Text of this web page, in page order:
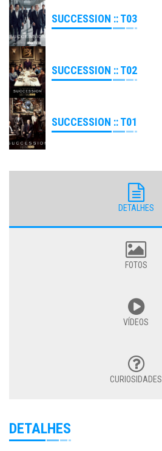
SUCCESSION :: T03
SUCCESSION :: T02
SUCCESSION :: T01
DETALHES
FOTOS
VÍDEOS
CURIOSIDADES
DETALHES